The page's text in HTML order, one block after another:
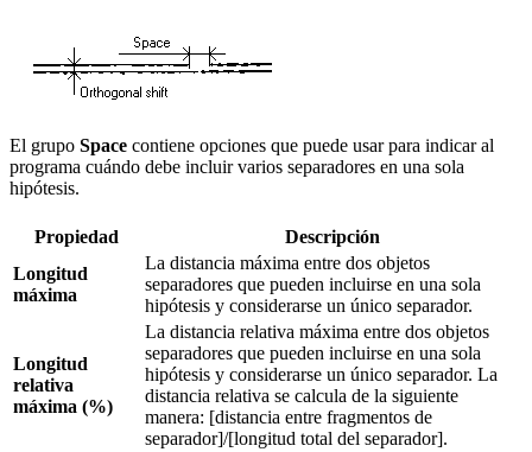
El grupo Space contiene opciones que puede usar para indicar al
programa cuándo debe incluir varios separadores en una sola
hipótesis.
Propiedad
Descripción
Longitud
máxima
La distancia máxima entre dos objetos
separadores que pueden incluirse en una sola
hipótesis y considerarse un único separador.
Longitud
relativa
máxima (%)
La distancia relativa máxima entre dos objetos
separadores que pueden incluirse en una sola
hipótesis y considerarse un único separador. La
distancia relativa se calcula de la siguiente
manera: [distancia entre fragmentos de
separador]/[longitud total del separador].